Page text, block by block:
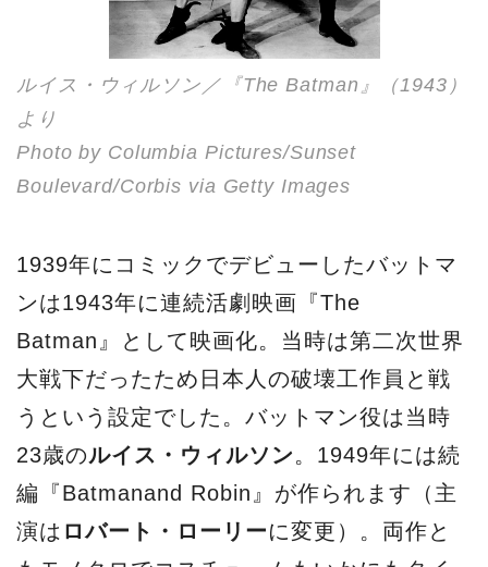
ルイス・ウィルソン／『The Batman』（1943）
より
Photo by Columbia Pictures/Sunset
Boulevard/Corbis via Getty Images
1939年にコミックでデビューしたバットマ
ンは1943年に連続活劇映画『The
Batman』として映画化。当時は第二次世界
大戦下だったため日本人の破壊工作員と戦
うという設定でした。バットマン役は当時
23歳のルイス・ウィルソン。1949年には続
編『Batmanand Robin』が作られます（主
演は ロバート・ローリーに変更）。両作と